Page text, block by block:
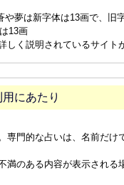
夢は新字体は13画で、旧
13画
く説明されているサイト
にあたり
専門的な占いは、名前だ
のある内容が表示される